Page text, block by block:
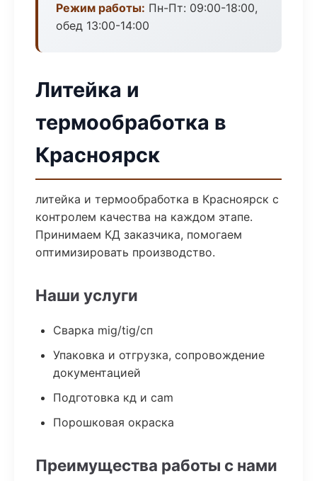
Режим работы: Пн-Пт: 09:00-18:00,
обед 13:00-14:00
Литейка и
термообработка в
Красноярск
литейка и термообработка в Красноярск с
контролем качества на каждом этапе.
Принимаем КД заказчика, помогаем
оптимизировать производство.
Наши услуги
Сварка mig/tig/сп
Упаковка и отгрузка, сопровождение
документацией
Подготовка кд и cam
Порошковая окраска
Преимущества работы с нами